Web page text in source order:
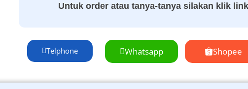
Untuk order atau tanya-tanya silakan klik
Telphone Whatsapp Shopee